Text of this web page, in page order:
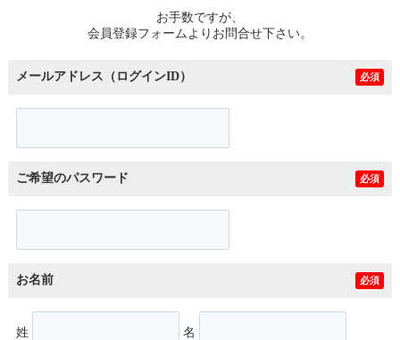
お手数ですが、
会員登録フォームよりお問合せ下さい。
メールアドレス（ログインID） 必須
ご希望のパスワード 必須
お名前 必須
姓 名